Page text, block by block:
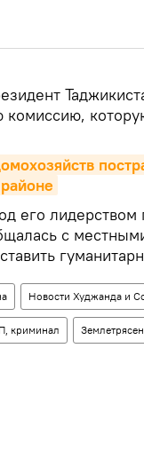
комиссию,
его
с
Новости Худжанда и
криминал